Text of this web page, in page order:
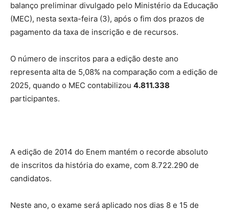
balanço preliminar divulgado pelo Ministério da Educação
(MEC), nesta sexta-feira (3), após o fim dos prazos de
pagamento da taxa de inscrição e de recursos.
O número de inscritos para a edição deste ano
representa alta de 5,08% na comparação com a edição de
2025, quando o MEC contabilizou 4.811.338
participantes.
A edição de 2014 do Enem mantém o recorde absoluto
de inscritos da história do exame, com 8.722.290 de
candidatos.
Neste ano, o exame será aplicado nos dias 8 e 15 de